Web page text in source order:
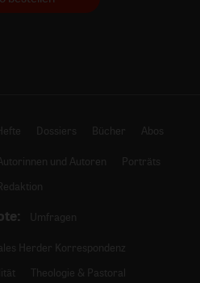
Dossiers Bücher Abos
und Autoren
Porträts
Umfragen
Herder Korrespondenz
Theologie & Pastoral